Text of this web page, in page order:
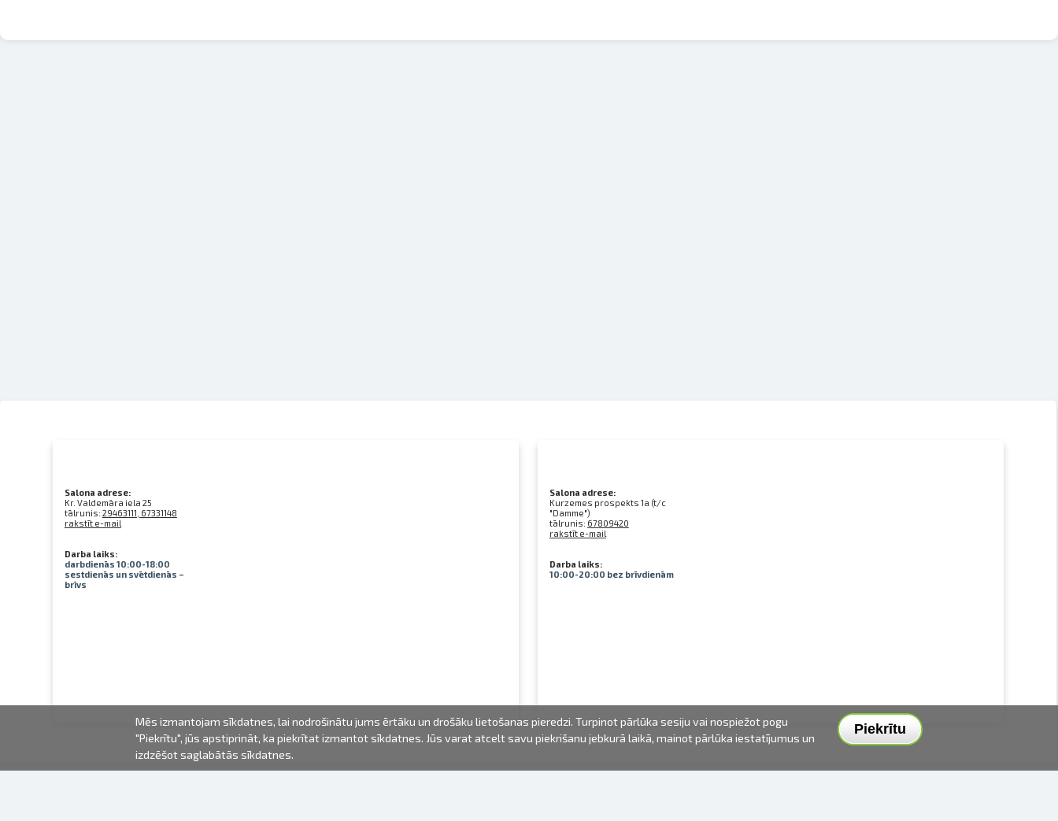
Salona adrese:
Kr. Valdemāra iela 25
tālrunis: 29463111, 67331148
rakstīt e-mail
Darba laiks:
darbdienās 10:00-18:00
sestdienās un svētdienās –
brīvs
Salona adrese:
Kurzemes prospekts 1a (t/c
"Damme")
tālrunis: 67809420
rakstīt e-mail
Darba laiks:
10:00-20:00 bez brīvdienām
Piekrītu
Mēs izmantojam sīkdatnes, lai nodrošinātu jums ērtāku un drošāku lietošanas pieredzi. Turpinot pārlūka sesiju vai nospiežot pogu
"Piekrītu", jūs apstiprināt, ka piekrītat izmantot sīkdatnes. Jūs varat atcelt savu piekrišanu jebkurā laikā, mainot pārlūka iestatījumus un
izdzēšot saglabātās sīkdatnes.